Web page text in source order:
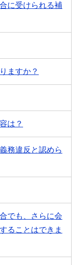
に受けられる補
ますか？
は？
務違反と認めら
でも、さらに会
ることはできま